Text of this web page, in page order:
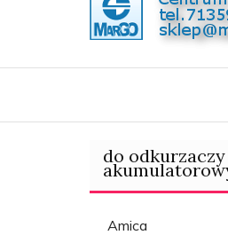
do odkurzaczy
Amica